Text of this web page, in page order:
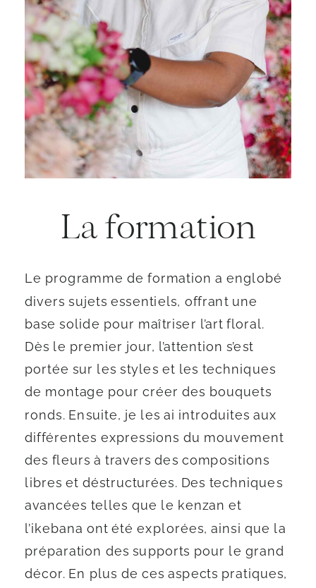
La formation
Le programme de formation a englobé
divers sujets essentiels, offrant une
base solide pour maîtriser l’art floral.
Dès le premier jour, l’attention s’est
portée sur les styles et les techniques
de montage pour créer des bouquets
ronds. Ensuite, je les ai introduites aux
différentes expressions du mouvement
des fleurs à travers des compositions
libres et déstructurées. Des techniques
avancées telles que le kenzan et
l’ikebana ont été explorées, ainsi que la
préparation des supports pour le grand
décor. En plus de ces aspects pratiques,